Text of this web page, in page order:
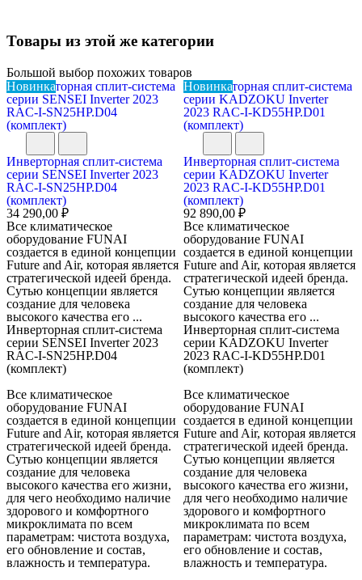
Товары из этой же категории
Большой выбор похожих товаров
Новинка
Инверторная сплит-система
серии SENSEI Inverter 2023
RAC-I-SN25HP.D04
(комплект)
34 290,00 ₽
Все климатическое
оборудование FUNAI
создается в единой концепции
Future and Air, которая является
стратегической идеей бренда.
Сутью концепции является
создание для человека
высокого качества его ...
Инверторная сплит-система
серии SENSEI Inverter 2023
RAC-I-SN25HP.D04
(комплект)
Все климатическое
оборудование FUNAI
создается в единой концепции
Future and Air, которая является
стратегической идеей бренда.
Сутью концепции является
создание для человека
высокого качества его жизни,
для чего необходимо наличие
здорового и комфортного
микроклимата по всем
параметрам: чистота воздуха,
его обновление и состав,
влажность и температура.
Новинка
Инверторная сплит-система
серии KADZOKU Inverter
2023 RAC-I-KD55HP.D01
(комплект)
92 890,00 ₽
Все климатическое
оборудование FUNAI
создается в единой концепции
Future and Air, которая является
стратегической идеей бренда.
Сутью концепции является
создание для человека
высокого качества его ...
Инверторная сплит-система
серии KADZOKU Inverter
2023 RAC-I-KD55HP.D01
(комплект)
Все климатическое
оборудование FUNAI
создается в единой концепции
Future and Air, которая является
стратегической идеей бренда.
Сутью концепции является
создание для человека
высокого качества его жизни,
для чего необходимо наличие
здорового и комфортного
микроклимата по всем
параметрам: чистота воздуха,
его обновление и состав,
влажность и температура.